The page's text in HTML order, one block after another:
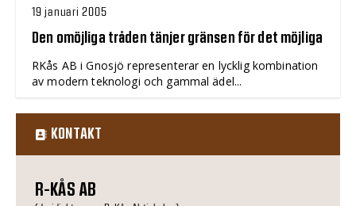
19 januari 2005
Den omöjliga tråden tänjer gränsen för det möjliga
RKås AB i Gnosjö representerar en lycklig kombination
av modern teknologi och gammal ädel...
KONTAKT
R-KÅS AB